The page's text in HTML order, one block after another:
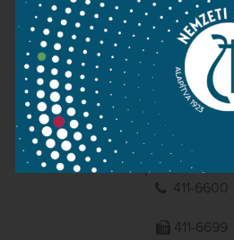
1095 Budapest, Komor
411-6600
411-6699